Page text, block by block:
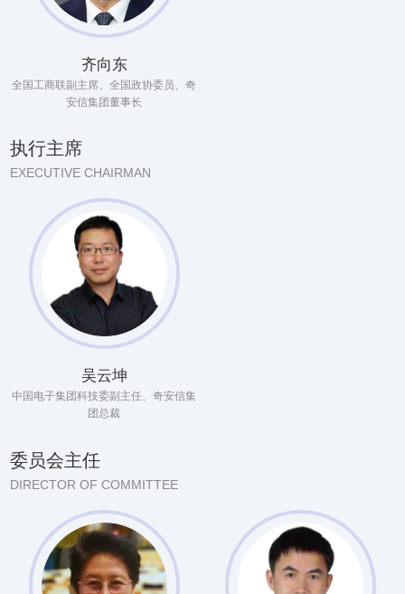
齐向东
全国工商联副主席、全国政协委员、奇
安信集团董事长
执行主席
EXECUTIVE CHAIRMAN
吴云坤
中国电子集团科技委副主任、奇安信集
团总裁
委员会主任
DIRECTOR OF COMMITTEE